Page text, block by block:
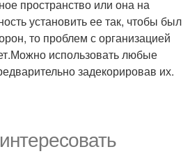
пространство или она на
установить ее так, чтобы был
то проблем с организацией
использовать любые
задекорировав их.